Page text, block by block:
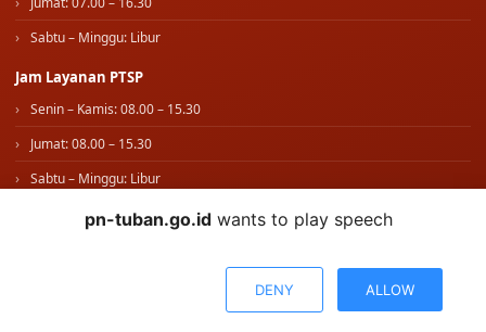
Jumat: 07.00 – 16.30
Jam Layanan PTSP
Jumat: 08.00 – 15.30
pn-tuban.go.id wants to play speech
DENY ALLOW